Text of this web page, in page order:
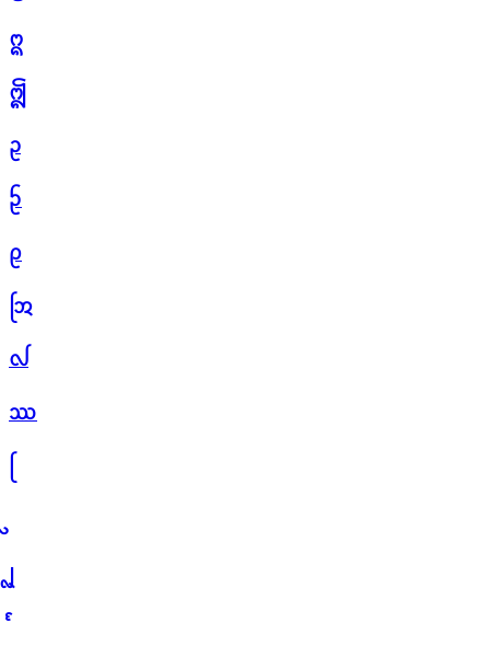
ᩍ
ᩎ
ᩏ
ᩐ
ᩑ
ᩒ
ᩓ
ᩔ
ᩗ